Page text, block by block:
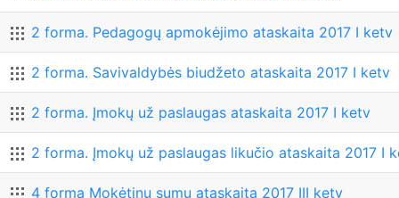
2 forma. Pedagogų apmokėjimo ataskaita 2017 I ketv
2 forma. Savivaldybės biudžeto ataskaita 2017 I ketv
2 forma. Įmokų už paslaugas ataskaita 2017 I ketv
2 forma. Įmokų už paslaugas likučio ataskaita 2017 I
4 forma Mokėtinų sumų ataskaita 2017 III ketv